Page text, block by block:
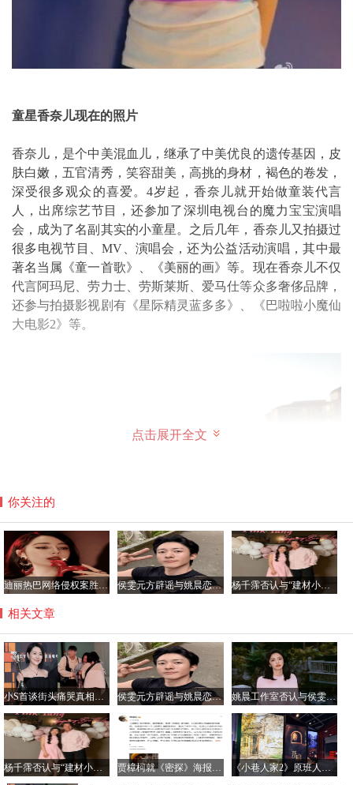
童星香奈儿现在的照片
香奈儿，是个中美混血儿，继承了中美优良的遗传基因，皮
肤白嫩，五官清秀，笑容甜美，高挑的身材，褐色的卷发，
深受很多观众的喜爱。4岁起，香奈儿就开始做童装代言
人，出席综艺节目，还参加了深圳电视台的魔力宝宝演唱
会，成为了名副其实的小童星。之后几年，香奈儿又拍摄过
很多电视节目、MV、演唱会，还为公益活动演唱，其中最
著名当属《童一首歌》、《美丽的画》等。现在香奈儿不仅
代言阿玛尼、劳力士、劳斯莱斯、爱马仕等众多奢侈品牌，
还参与拍摄影视剧有《星际精灵蓝多多》、《巴啦啦小魔仙
大电影2》等。
点击展开全文
你关注的
迪丽热巴网络侵权案胜诉 获公开道歉及2050元赔偿 侯雯元方辟谣与姚晨恋情传闻：拒绝编造，抵制谣言 杨千霈否认与“建材小开”恋情：只是普通朋友
相关文章
小S首谈街头痛哭真相：节目收官遇惊喜 思念姐姐致情绪崩溃 侯雯元方辟谣与姚晨恋情传闻：拒绝编造，抵制谣言 姚晨工作室否认与侯雯元恋情传闻：纯属虚构，呼吁理性看待
杨千霈否认与“建材小开”恋情：只是普通朋友 贾樟柯就《密探》海报未经授权汉化致歉：责任在我 《小巷人家2》原班人马回归传闻不实，正午阳光官方辟谣